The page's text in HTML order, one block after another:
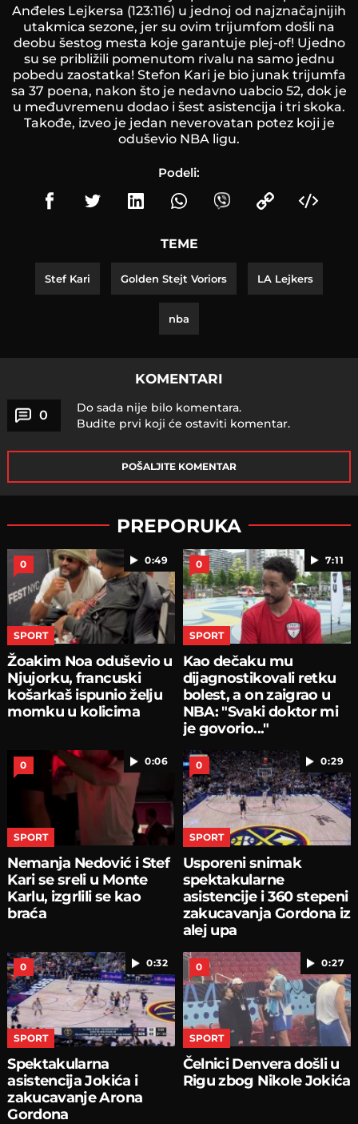
Anđeles Lejkersa (123:116) u jednoj od najznačajnijih
utakmica sezone, jer su ovim trijumfom došli na
deobu šestog mesta koje garantuje plej-of! Ujedno
su se približili pomenutom rivalu na samo jednu
pobedu zaostatka! Stefon Kari je bio junak trijumfa
sa 37 poena, nakon što je nedavno uabcio 52, dok je
u međuvremenu dodao i šest asistencija i tri skoka.
Takođe, izveo je jedan neverovatan potez koji je
oduševio NBA ligu.
Podeli:
TEME
Stef Kari Golden Stejt Voriors LA Lejkers
nba
KOMENTARI
0
Do sada nije bilo komentara.
Budite prvi koji će ostaviti komentar.
POŠALJITE KOMENTAR
PREPORUKA
0:49
0
SPORT
Žoakim Noa oduševio u
Njujorku, francuski
košarkaš ispunio želju
momku u kolicima
7:11
0
SPORT
Kao dečaku mu
dijagnostikovali retku
bolest, a on zaigrao u
NBA: "Svaki doktor mi
je govorio..."
0:06
0
SPORT
Nemanja Nedović i Stef
Kari se sreli u Monte
Karlu, izgrlili se kao
braća
0:29
0
SPORT
Usporeni snimak
spektakularne
asistencije i 360 stepeni
zakucavanja Gordona iz
alej upa
0:32
0
SPORT
Spektakularna
asistencija Jokića i
zakucavanje Arona
Gordona
0:27
0
SPORT
Čelnici Denvera došli u
Rigu zbog Nikole Jokića